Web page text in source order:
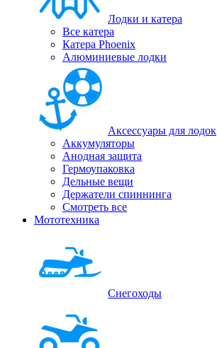
Лодки и катера
Все катера
Катера Phoenix
Алюминиевые лодки
Аксессуары для лодок
Аккумуляторы
Анодная защита
Гермоупаковка
Дельные вещи
Держатели спиннинга
Смотреть все
Мототехника
Снегоходы